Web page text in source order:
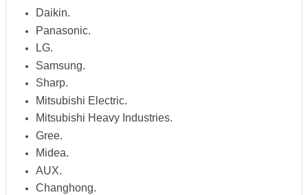
Daikin.
Panasonic.
LG.
Samsung.
Sharp.
Mitsubishi Electric.
Mitsubishi Heavy Industries.
Gree.
Midea.
AUX.
Changhong.